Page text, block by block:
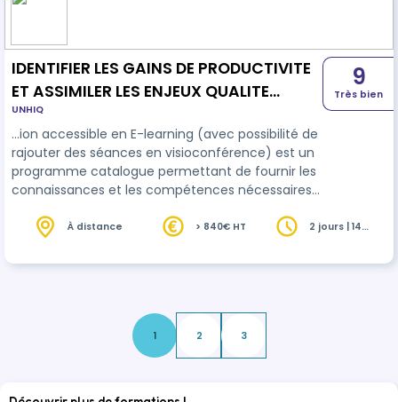
IDENTIFIER LES GAINS DE PRODUCTIVITE
ET ASSIMILER LES ENJEUX QUALITE
HYGIENE SECURITE ET ENVIRONNEMENT
(QHSE) VIA L'INTELLIGENCE ARTIFICIELLE
UNHIQ
…ion accessible en E-learning (avec possibilité de
rajouter des séances en visioconférence) est un
programme catalogue permettant de fournir les
connaissances et les compétences nécessaires
renforcer laqualité
, la sécurité, l'environnement,
transformation numérique. Au terme de cette
dématérialisation, optimiser la…
9
Très bien
À distance > 840€ HT
2 jours | 14
1 2 3